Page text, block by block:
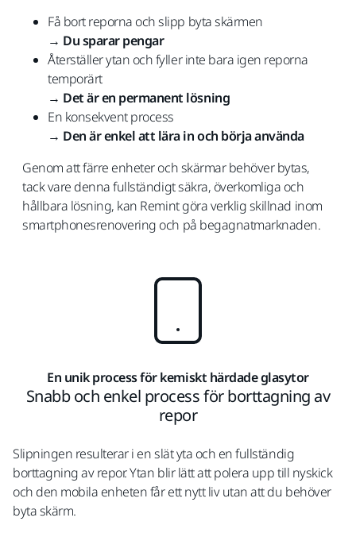
Få bort reporna och slipp byta skärmen
→ Du sparar pengar
Återställer ytan och fyller inte bara igen reporna
temporärt
→ Det är en permanent lösning
En konsekvent process
→ Den är enkel att lära in och börja använda
Genom att färre enheter och skärmar behöver bytas,
tack vare denna fullständigt säkra, överkomliga och
hållbara lösning, kan Remint göra verklig skillnad inom
smartphonesrenovering och på begagnatmarknaden.
En unik process för kemiskt härdade glasytor
Snabb och enkel process för borttagning av
repor
Slipningen resulterar i en slät yta och en fullständig
borttagning av repor. Ytan blir lätt att polera upp till nyskick
och den mobila enheten får ett nytt liv utan att du behöver
byta skärm.